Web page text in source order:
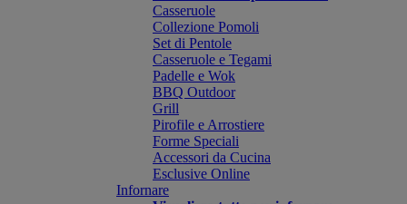
Casseruole
Collezione Pomoli
Set di Pentole
Casseruole e Tegami
Padelle e Wok
BBQ Outdoor
Grill
Pirofile e Arrostiere
Forme Speciali
Accessori da Cucina
Esclusive Online
Infornare